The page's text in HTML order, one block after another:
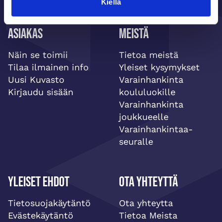
Kiellä
Asiakas
Näin se toimii
Tilaa ilmainen info
Uusi Kuvasto
Kirjaudu sisään
Meistä
Tietoa meistä
Yleiset kysymykset
Varainhankinta
koululuokille
Varainhankinta
joukkueelle
Varainhankintaa-
seuralle
Yleiset ehdot
Tietosuojakäytäntö
Evästekäytäntö
Ota yhteyttä
Ota yhteytta
Tietoa Meista